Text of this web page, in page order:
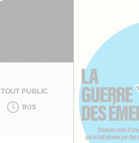
TOUT PUBLIC
1h15